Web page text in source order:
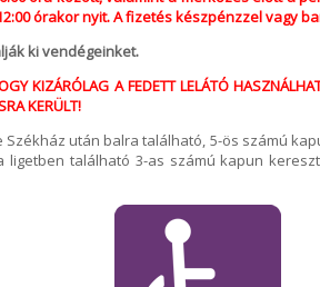
órakor nyit. A fizetés készpénzzel vagy
ki vendégeinket.
KIZÁRÓLAG A FEDETT LELÁTÓ
KERÜLT!
Székház után balra található, 5-ös számú
ligetben található 3-as számú kapun